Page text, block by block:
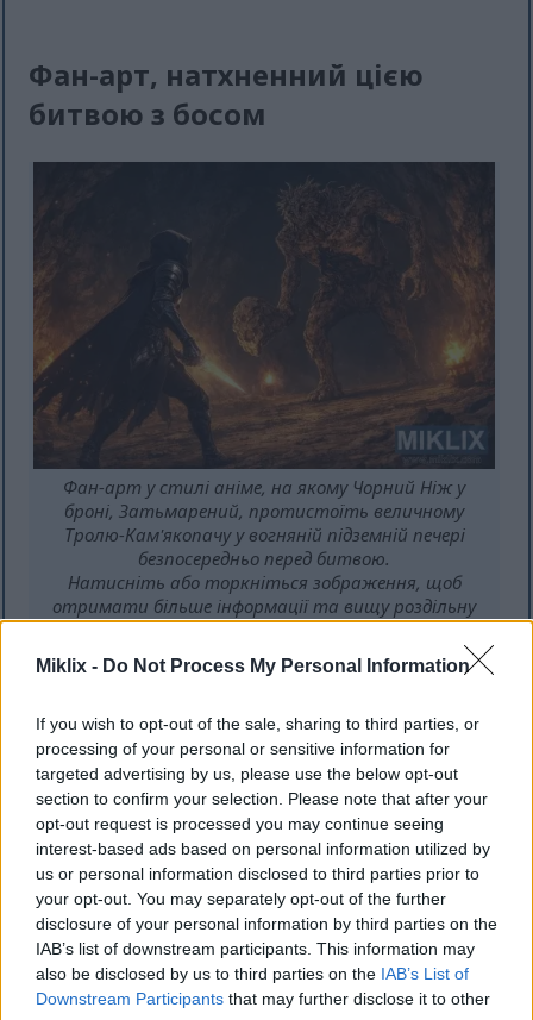
Miklix - Do Not Process My Personal Information
If you wish to opt-out of the sale, sharing to third parties, or
processing of your personal or sensitive information for
targeted advertising by us, please use the below opt-out
section to confirm your selection. Please note that after your
opt-out request is processed you may continue seeing
interest-based ads based on personal information utilized by
us or personal information disclosed to third parties prior to
your opt-out. You may separately opt-out of the further
disclosure of your personal information by third parties on the
IAB’s list of downstream participants. This information may
also be disclosed by us to third parties on the IAB’s List of
Downstream Participants that may further disclose it to other
Фан-арт, натхненний цією
битвою з босом
Фан-арт у стилі аніме, на якому Чорний Ніж у
броні, Затьмарений, протистоїть величному
Тролю-Кам'якопачу у вогняній підземній печері
безпосередньо перед битвою.
Натисніть або торкніться зображення, щоб
отримати більше інформації та вищу роздільну
здатність.
Фан-арт у стилі аніме, на якому Чорний Ніж у